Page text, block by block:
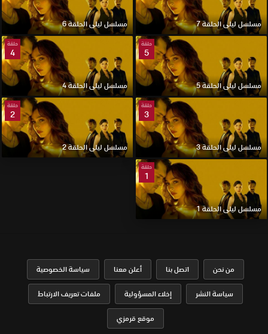
مسلسل ليلى الحلقة 7 مسلسل ليلى الحلقة 6
حلقة
5
مسلسل ليلى الحلقة 5
حلقة
4
مسلسل ليلى الحلقة 4
حلقة
3
مسلسل ليلى الحلقة 3
حلقة
2
مسلسل ليلى الحلقة 2
حلقة
1
مسلسل ليلى الحلقة 1
من نحن اتصل بنا أعلن معنا
سياسة الخصوصية
سياسة النشر
إخلاء المسؤولية
ملفات تعريف الارتباط
موقع قرمزي